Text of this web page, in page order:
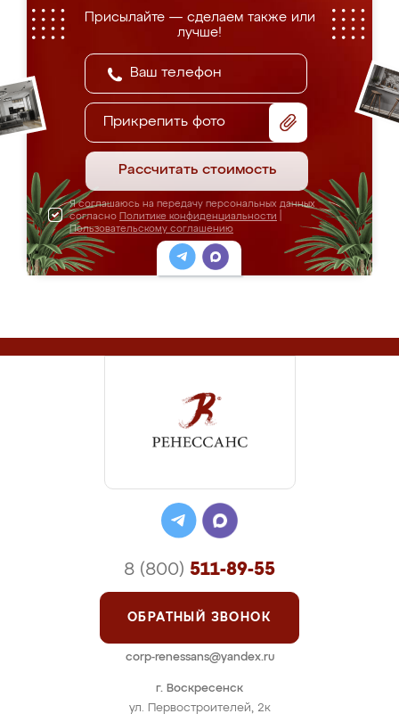
Присылайте — сделаем также или
лучше!
Прикрепить фото
Рассчитать стоимость
Я соглашаюсь на передачу персональных данных
согласно Политике конфиденциальности
Пользовательскому соглашению
г. Воскресенск
ул. Первостроителей, 2к
8 (800) 511-89-55
ОБРАТНЫЙ ЗВОНОК
corp-renessans@yandex.ru